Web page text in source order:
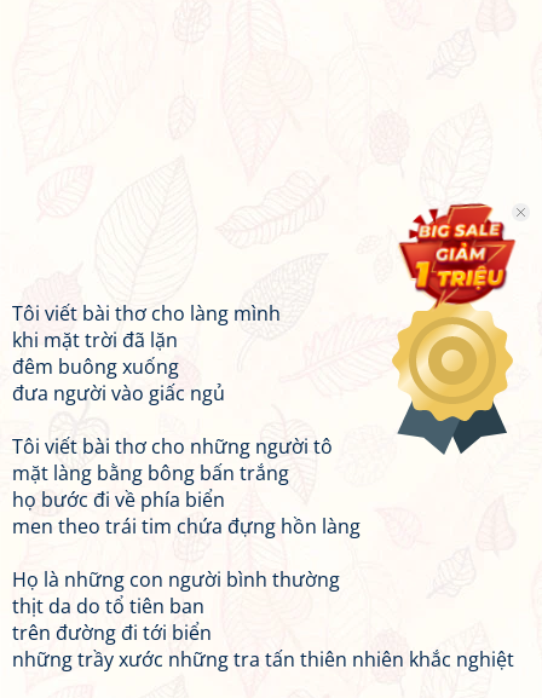
Tôi viết bài thơ cho làng mình
khi mặt trời đã lặn
đêm buông xuống
đưa người vào giấc ngủ
Tôi viết bài thơ cho những người tô
mặt làng bằng bông bấn trắng
họ bước đi về phía biển
men theo trái tim chứa đựng hồn làng
Họ là những con người bình thường
thịt da do tổ tiên ban
trên đường đi tới biển
những trầy xước những tra tấn thiên nhiên khắc nghiệt